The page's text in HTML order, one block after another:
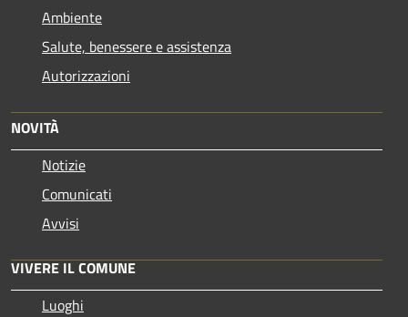
Ambiente
Salute, benessere e assistenza
Autorizzazioni
NOVITÀ
Notizie
Comunicati
Avvisi
VIVERE IL COMUNE
Luoghi